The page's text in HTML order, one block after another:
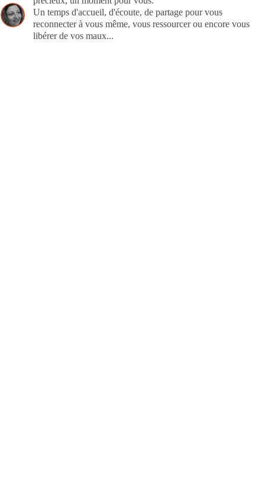
Un temps d'accueil, d'écoute, de partage pour vous
reconnecter à vous même, vous ressourcer ou encore vous
libérer de vos maux...